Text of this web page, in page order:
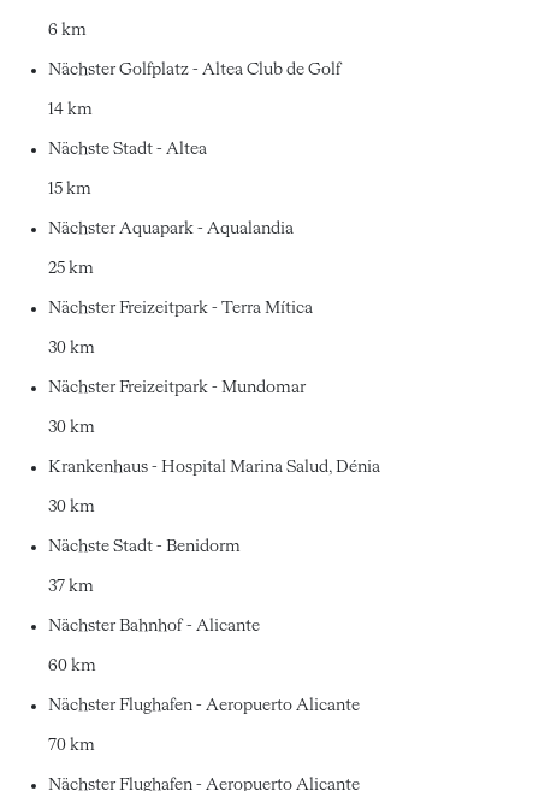
6 km
Nächster Golfplatz - Altea Club de Golf
14 km
Nächste Stadt - Altea
15 km
Nächster Aquapark - Aqualandia
25 km
Nächster Freizeitpark - Terra Mítica
30 km
Nächster Freizeitpark - Mundomar
30 km
Krankenhaus - Hospital Marina Salud, Dénia
30 km
Nächste Stadt - Benidorm
37 km
Nächster Bahnhof - Alicante
60 km
Nächster Flughafen - Aeropuerto Alicante
70 km
Nächster Flughafen - Aeropuerto Alicante